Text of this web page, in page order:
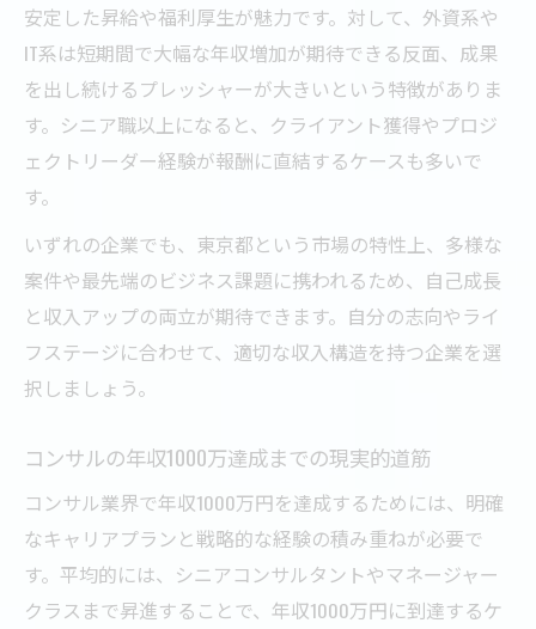
安定した昇給や福利厚生が魅力です。対して、外資系や
IT系は短期間で大幅な年収増加が期待できる反面、成果
を出し続けるプレッシャーが大きいという特徴がありま
す。シニア職以上になると、クライアント獲得やプロジ
ェクトリーダー経験が報酬に直結するケースも多いで
す。
いずれの企業でも、東京都という市場の特性上、多様な
案件や最先端のビジネス課題に携われるため、自己成長
と収入アップの両立が期待できます。自分の志向やライ
フステージに合わせて、適切な収入構造を持つ企業を選
択しましょう。
コンサルの年収1000万達成までの現実的道筋
コンサル業界で年収1000万円を達成するためには、明確
なキャリアプランと戦略的な経験の積み重ねが必要で
す。平均的には、シニアコンサルタントやマネージャー
クラスまで昇進することで、年収1000万円に到達するケ